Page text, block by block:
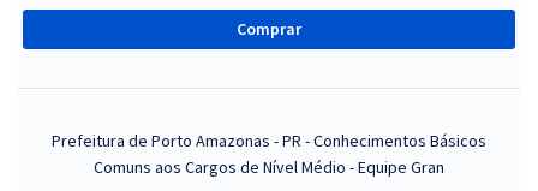
Comprar
Prefeitura de Porto Amazonas - PR - Conhecimentos Básicos
Comuns aos Cargos de Nível Médio - Equipe Gran